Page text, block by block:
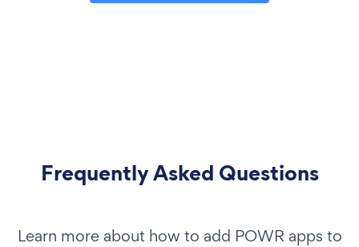
Frequently Asked Questions
Learn more about how to add POWR apps to